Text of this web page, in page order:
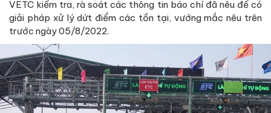
VETC kiểm tra, rà soát các thông tin báo chí đã nêu để có
giải pháp xử lý dứt điểm các tồn tại, vướng mắc nêu trên
trước ngày 05/8/2022.